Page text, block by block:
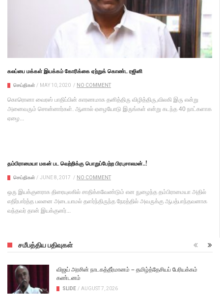
கலப்பை மக்கள் இயக்கம் கோரிக்கை ஏற்றுக் கொண்ட ரஜினி
செய்திகள் / MAY 10, 2020 / NO COMMENT
கொரொனா வைரஸ் பாதிப்பின் காரணமாக தனித்திரு விழித்திரு,விலகி இரு என்று
அனைவரும் சொன்னார்கள். ஆனால் ஏழையோடு இருங்கள் என்று கடந்த 40 நாட்களாக
ஏழை...
தம்பிராமையா மகன் பட வெற்றிக்கு பொறுப்பேற்ற பிரபுசாலமன்..!
செய்திகள் / JUNE 8, 2017 / NO COMMENT
ஒரு இயக்குனராக திரையுலகில் சாதிக்கவேண்டும் என நுழைந்த தம்பிராமையா அதில்
எதிர்பார்த்த பலனை அடையாமல் தளர்ந்திருந்த நேரத்தில் அவருக்கு ஆபத்பாந்தவனாக
வந்தவர் தான் இயக்குனர்...
சமீபத்திய பதிவுகள்
விஜய் அரசின் நாடகத்தீர்மானம் – தமிழ்த்தேசியப் பேரியக்கம்
கண்டனம்
SLIDE / AUGUST 7, 2026